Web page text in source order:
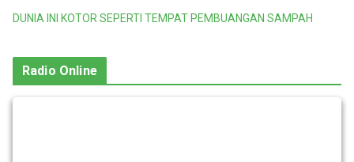
DUNIA INI KOTOR SEPERTI TEMPAT PEMBUANGAN SAMPAH
Radio Online